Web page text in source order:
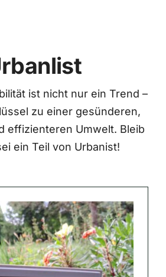
ist nicht nur ein Trend –
zu einer gesünderen,
effizienteren Umwelt. Bleib
ein Teil von Urbanist!